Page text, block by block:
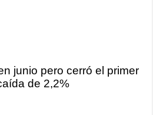
junio pero cerró el primer
de 2,2%